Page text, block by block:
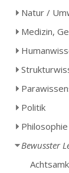
Natur /
Medizin,
Politik
Philosophie
Bewusster